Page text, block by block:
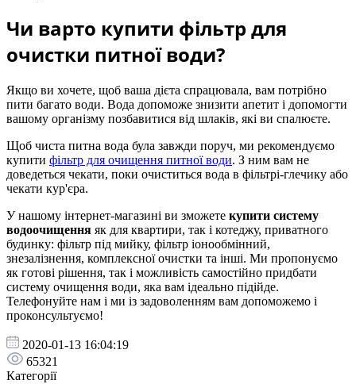
Чи варто купити фільтр для
очистки питної води?
Якщо ви хочете, щоб ваша дієта спрацювала, вам потрібно
пити багато води. Вода допоможе знизити апетит і допомогти
вашому організму позбавитися від шлаків, які ви спалюєте.
Щоб чиста питна вода була завжди поруч, ми рекомендуємо
купити фільтр для очищення питної води. З ним вам не
доведеться чекати, поки очиститься вода в фільтрі-глечику або
чекати кур'єра.
У нашому інтернет-магазині ви зможете купити систему
водоочищення як для квартири, так і котеджу, приватного
будинку: фільтр під мийку, фільтр іонообмінний,
знезалізнення, комплексної очистки та інші. Ми пропонуємо
як готові рішення, так і можливість самостійно придбати
систему очищення води, яка вам ідеально підійде.
Телефонуйте нам і ми із задоволенням вам допоможемо і
проконсультуємо!
2020-01-13 16:04:19
65321
Категорії